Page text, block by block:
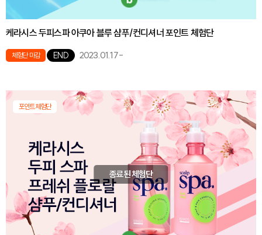
케라시스 두피스파 아쿠아 블루 샴푸/컨디셔너 포인트 체험단
체험단 마감 END 2023.01.17-
포인트체험단
종료된 체험단